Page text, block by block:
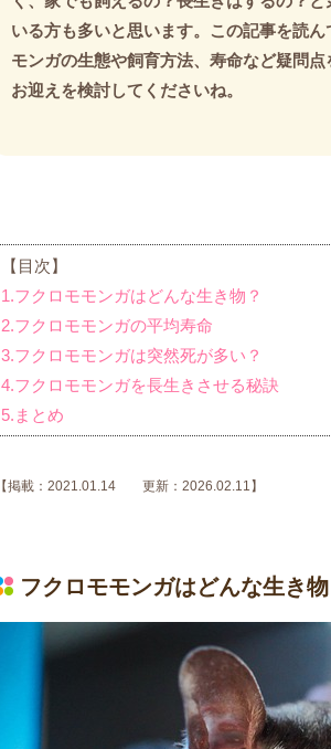
いる方も多いと思います。この記事を読ん
モンガの生態や飼育方法、寿命など疑問点
お迎えを検討してくださいね。
【目次】
1.フクロモモンガはどんな生き物？
2.フクロモモンガの平均寿命
3.フクロモモンガは突然死が多い？
4.フクロモモンガを長生きさせる秘訣
5.まとめ
【掲載：2021.01.14 更新：2026.02.11】
フクロモモンガはどんな生き物